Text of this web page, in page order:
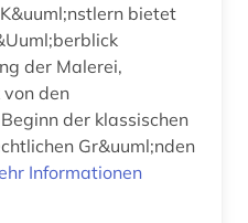
christliche ikonographie (1)
bietet
der Malerei,
den
der klassischen
Gr&uuml;nden
Informationen